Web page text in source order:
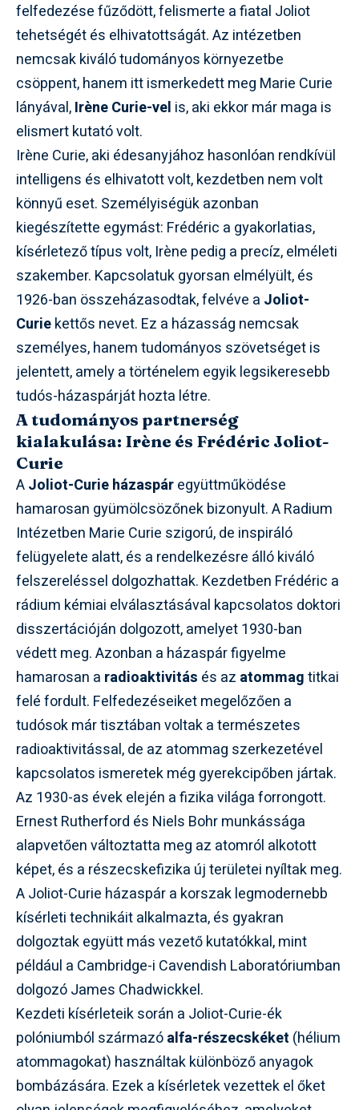
felfedezése fűződött, felismerte a fiatal Joliot
tehetségét és elhivatottságát. Az intézetben
nemcsak kiváló tudományos környezetbe
csöppent, hanem itt ismerkedett meg Marie Curie
lányával,Irène Curie-vel is, aki ekkor már maga is
elismert kutató volt.
Irène Curie, aki édesanyjához hasonlóan rendkívül
intelligens és elhivatott volt, kezdetben nem volt
könnyű eset. Személyiségük azonban
kiegészítette egymást: Frédéric a gyakorlatias,
kísérletező típus volt, Irène pedig a precíz, elméleti
szakember. Kapcsolatuk gyorsan elmélyült, és
1926-ban összeházasodtak, felvéve a Joliot-
Curiekettős nevet. Ez a házasság nemcsak
személyes, hanem tudományos szövetséget is
jelentett, amely a történelem egyik legsikeresebb
tudós-házaspárját hozta létre.
A tudományos partnerség
kialakulása: Irène és Frédéric Joliot-
Curie
AJoliot-Curie házaspáregyüttműködése
hamarosan gyümölcsözőnek bizonyult. A Radium
Intézetben Marie Curie szigorú, de inspiráló
felügyelete alatt, és a rendelkezésre álló kiváló
felszereléssel dolgozhattak. Kezdetben Frédéric a
rádium kémiai elválasztásával kapcsolatos doktori
disszertációján dolgozott, amelyet 1930-ban
védett meg. Azonban a házaspár figyelme
hamarosan a radioaktivitás és az atommagtitkai
felé fordult. Felfedezéseiket megelőzően a
tudósok már tisztában voltak a természetes
radioaktivitással, de az atommag szerkezetével
kapcsolatos ismeretek még gyerekcipőben jártak.
Az 1930-as évek elején a fizika világa forrongott.
Ernest Rutherford és Niels Bohr munkássága
alapvetően változtatta meg az atomról alkotott
képet, és a részecskefizika új területei nyíltak meg.
A Joliot-Curie házaspár a korszak legmodernebb
kísérleti technikáit alkalmazta, és gyakran
dolgoztak együtt más vezető kutatókkal, mint
például a Cambridge-i Cavendish Laboratóriumban
dolgozó James Chadwickkel.
Kezdeti kísérleteik során a Joliot-Curie-ék
polóniumból származóalfa-részecskéket (hélium
atommagokat) használtak különböző anyagok
bombázására. Ezek a kísérletek vezettek el őket